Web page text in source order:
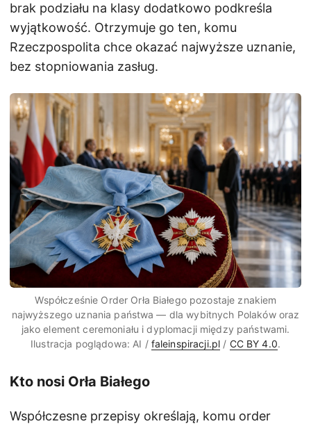
brak podziału na klasy dodatkowo podkreśla
wyjątkowość. Otrzymuje go ten, komu
Rzeczpospolita chce okazać najwyższe uznanie,
bez stopniowania zasług.
Współcześnie Order Orła Białego pozostaje znakiem
najwyższego uznania państwa — dla wybitnych Polaków oraz
jako element ceremoniału i dyplomacji między państwami.
Ilustracja poglądowa: AI / faleinspiracji.pl / CC BY 4.0.
Kto nosi Orła Białego
Współczesne przepisy określają, komu order